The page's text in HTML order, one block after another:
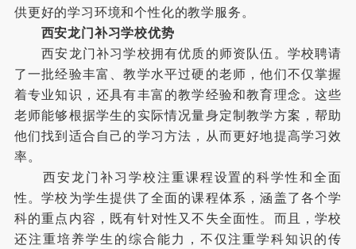
供更好的学习环境和个性化的教学服务。
西安龙门补习学校优势
西安龙门补习学校拥有优质的师资队伍。学校聘请
了一批经验丰富、教学水平过硬的老师，他们不仅掌握
着专业知识，还具有丰富的教学经验和教育理念。这些
老师能够根据学生的实际情况量身定制教学方案，帮助
他们找到适合自己的学习方法，从而更好地提高学习效
率。
西安龙门补习学校注重课程设置的科学性和全面
性。学校为学生提供了全面的课程体系，涵盖了各个学
科的重点内容，既有针对性又不失全面性。而且，学校
还注重培养学生的综合能力，不仅注重学科知识的传